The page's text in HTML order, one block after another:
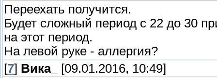
Переехать получится.
Будет сложный период с 22 до 30
на этот период.
На левой руке - аллергия?
[7] Вика_
[09.01.2016, 10:49]